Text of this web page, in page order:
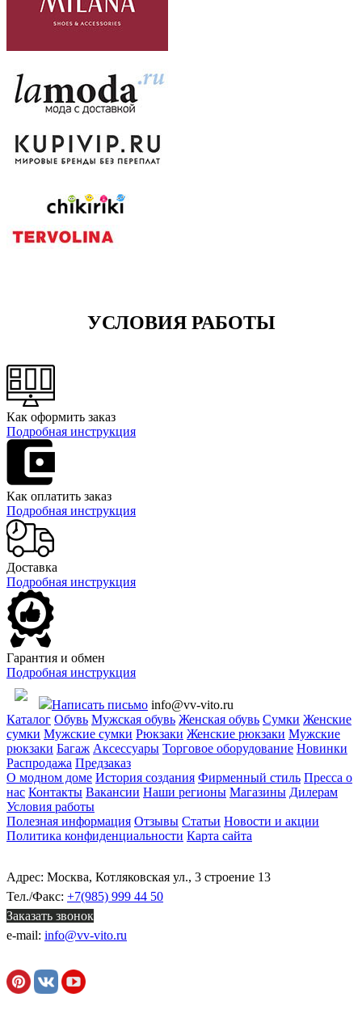
УСЛОВИЯ РАБОТЫ
Как оформить заказ
Подробная инструкция
Как оплатить заказ
Подробная инструкция
Доставка
Подробная инструкция
Гарантия и обмен
Подробная инструкция
Написать письмо info@vv-vito.ru
Каталог Обувь Мужская обувь Женская обувь Сумки Женские
сумки Мужские сумки Рюкзаки Женские рюкзаки Мужские
рюкзаки Багаж Аксессуары Торговое оборудование Новинки
Распродажа Предзаказ
О модном доме История создания Фирменный стиль Пресса о
нас Контакты Вакансии Наши регионы Магазины Дилерам
Условия работы
Полезная информация Отзывы Статьи Новости и акции
Политика конфиденциальности Карта сайта
Адрес: Москва, Котляковская ул., 3 строение 13
Тел./Факс: +7(985) 999 44 50
Заказать звонок
e-mail: info@vv-vito.ru